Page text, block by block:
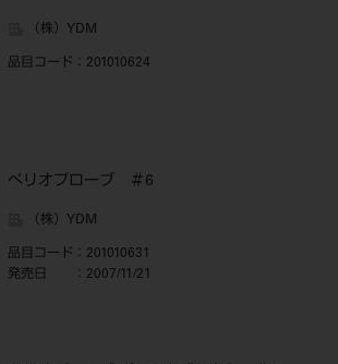
（株）YDM
品目コード ：201010624
ぺリオプローブ ＃6
（株）YDM
品目コード ：201010631
発売日
：2007/11/21